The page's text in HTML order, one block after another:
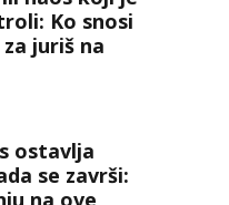
Ko snosi
juriš na
ostavlja
se završi: